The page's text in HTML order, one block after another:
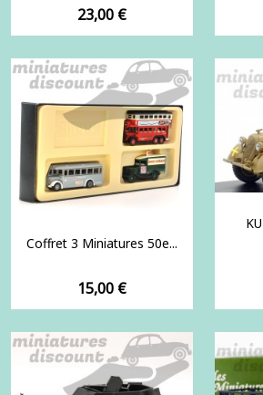
Prix
23,00 €
Coffret 3 Miniatures 50e...
Prix
15,00 €